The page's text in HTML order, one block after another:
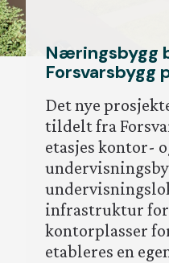
Næringsbygg
Kontakt
Næringsbygg
Forsvarsbygg
Det nye
tildelt fra
etasjes kontor-
infrastruktur
kontorplasser
etableres en